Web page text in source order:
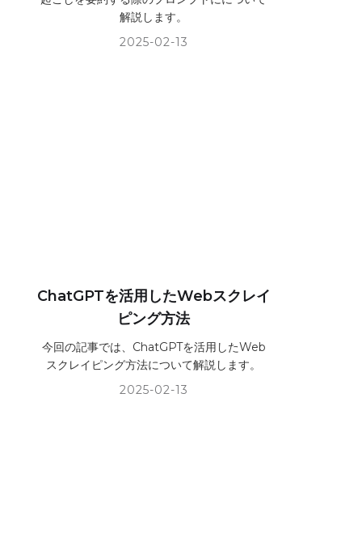
解説します。
2025-02-13
ChatGPTを活用したWebスクレイ
ピング方法
今回の記事では、ChatGPTを活用したWeb
スクレイピング方法について解説します。
2025-02-13